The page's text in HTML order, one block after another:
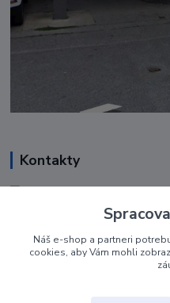
Kontakty
+421 948
Náš e-shop a partneri
cookies, aby Vám mohli